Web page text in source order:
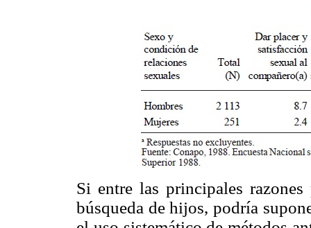
Si entre las principales
búsqueda de hijos, podría